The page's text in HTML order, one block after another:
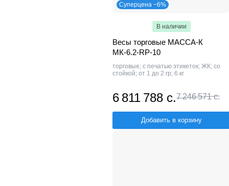
Суперцена −6%
В наличии
Весы торговые МАССА-К
МК-6.2-RP-10
торговые; с печатью этикеток; ЖК; со
стойкой; от 1 до 2 гр; 6 кг
6 811 788 с.7 246 571 с.
Добавить в корзину